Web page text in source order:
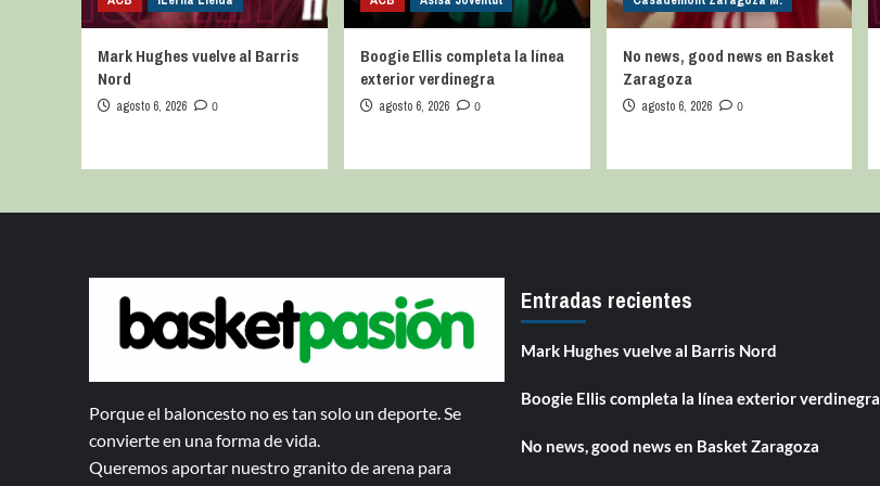
Mark Hughes vuelve al Barris
Nord
agosto 6, 2026 0
Boogie Ellis completa la línea
exterior verdinegra
agosto 6, 2026 0
No news, good news en Basket
Zaragoza
agosto 6, 2026 0
Porque el baloncesto no es tan solo un deporte. Se
convierte en una forma de vida.
Queremos aportar nuestro granito de arena para
Entradas recientes
Mark Hughes vuelve al Barris Nord
Boogie Ellis completa la línea exterior verdinegra
No news, good news en Basket Zaragoza